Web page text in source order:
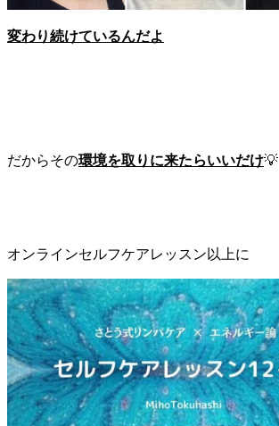
変わり続けているんだよ
だからその環境を取りに来たらいいだけ💡
オンラインセルフケアレッスン以上に